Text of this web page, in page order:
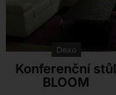
Dexo
Konferenční stůl
BLOOM